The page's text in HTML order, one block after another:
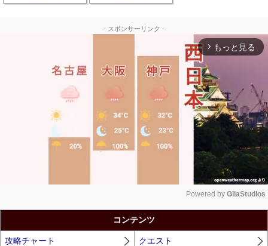
- スポンサーリンク -
arrow_forward_ios もっと見る
Powered by GliaStudios
コンテンツ
攻略チャート クエスト